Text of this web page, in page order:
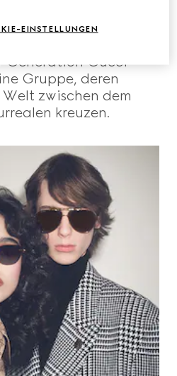
Generation Gucci
Gruppe, deren
zwischen dem
kreuzen.
EINSTELLUNGEN